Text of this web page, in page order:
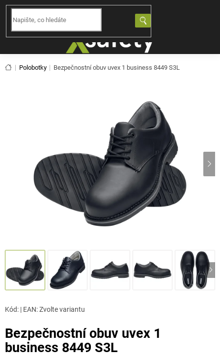
Přejít
obsah
Domů
Polobotky Bezpečnostní obuv uvex 1 business 8449 S3L
Bezpečnostní obuv uvex 1
business 8449 S3L
Kód: | EAN:Zvolte variantu